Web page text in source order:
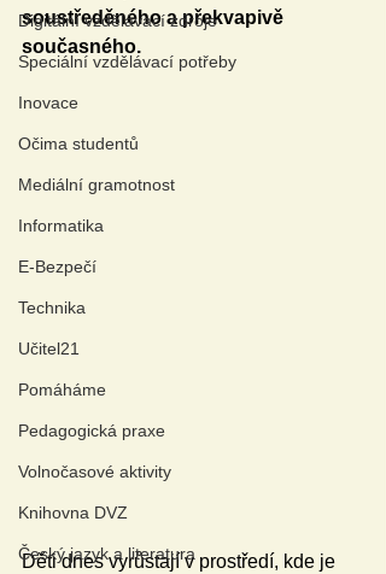
Digitální vzdělávací zdroje
Speciální vzdělávací potřeby
Inovace
Očima studentů
Mediální gramotnost
Informatika
E-Bezpečí
Technika
Učitel21
Pomáháme
Pedagogická praxe
Volnočasové aktivity
Knihovna DVZ
Český jazyk a literatura
soustředěného a překvapivě
současného.
Děti dnes vyrůstají v prostředí, kde je